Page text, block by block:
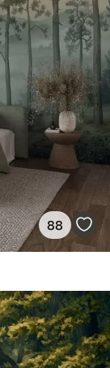
88